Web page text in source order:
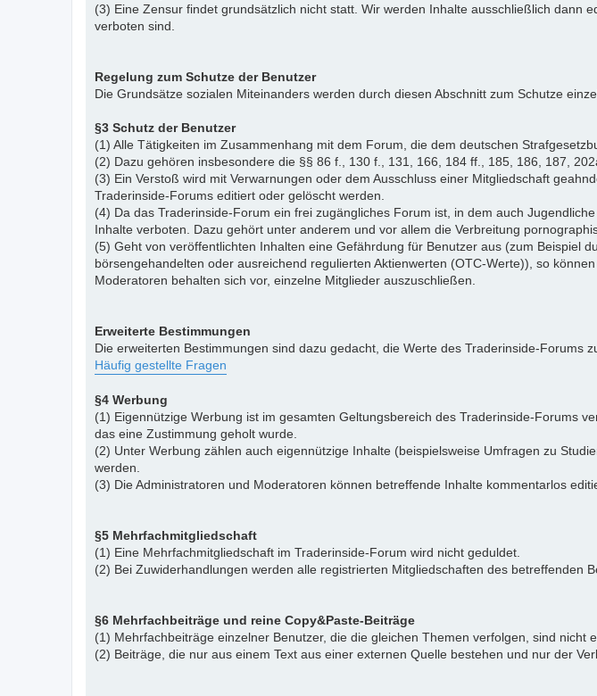
(3) Eine Zensur findet grundsätzlich nicht statt. Wir werden Inhalte ausschließlich dann
verboten sind.
Regelung zum Schutze der Benutzer
Die Grundsätze sozialen Miteinanders werden durch diesen Abschnitt zum Schutze
§3 Schutz der Benutzer
(1) Alle Tätigkeiten im Zusammenhang mit dem Forum, die dem deutschen
(2) Dazu gehören insbesondere die §§ 86 f., 130 f., 131, 166, 184 ff., 185, 186, 187,
(3) Ein Verstoß wird mit Verwarnungen oder dem Ausschluss einer Mitgliedschaft
Traderinside-Forums editiert oder gelöscht werden.
(4) Da das Traderinside-Forum ein frei zugängliches Forum ist, in dem auch
Inhalte verboten. Dazu gehört unter anderem und vor allem die Verbreitung
(5) Geht von veröffentlichten Inhalten eine Gefährdung für Benutzer aus (zum Beispiel
börsengehandelten oder ausreichend regulierten Aktienwerten (OTC-Werte)), so
Moderatoren behalten sich vor, einzelne Mitglieder auszuschließen.
Erweiterte Bestimmungen
Die erweiterten Bestimmungen sind dazu gedacht, die Werte des Traderinside-Forums
Häufig gestellte Fragen
§4 Werbung
(1) Eigennützige Werbung ist im gesamten Geltungsbereich des Traderinside-Forums
das eine Zustimmung geholt wurde.
(2) Unter Werbung zählen auch eigennützige Inhalte (beispielsweise Umfragen zu
werden.
(3) Die Administratoren und Moderatoren können betreffende Inhalte kommentarlos
§5 Mehrfachmitgliedschaft
(1) Eine Mehrfachmitgliedschaft im Traderinside-Forum wird nicht geduldet.
(2) Bei Zuwiderhandlungen werden alle registrierten Mitgliedschaften des betreffenden
§6 Mehrfachbeiträge und reine Copy&Paste-Beiträge
(1) Mehrfachbeiträge einzelner Benutzer, die die gleichen Themen verfolgen, sind
(2) Beiträge, die nur aus einem Text aus einer externen Quelle bestehen und nur der